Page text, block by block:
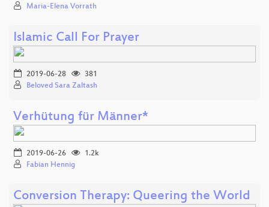
Maria-Elena Vorrath
Islamic Call For Prayer​
2019-06-28
381
Beloved Sara Zaltash
Verhütung für Männer*
2019-06-26
1.2k
Fabian Hennig
Conversion Therapy: Queering the World